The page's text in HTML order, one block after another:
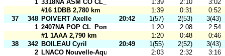
1 3318NA ASM CO CL_ASM CO2 1:39 2:10
3:02
#16 1DBB 2,780 km
1:39 0:31
0:52
37
348 POIVERT Axelle 20:42 1(57) 2(53)
3(43)
1 2407NA POP CL_Pom PoP 1:20 2:08
2:54
#1 1AAA 2,790 km
1:20 0:48
0:46
38
342 BOILEAU Cyril 20:49 1(55) 2(52)
3(43)
2 LNACO Nouvelle-Aquitaine CL_USCCO - CMO - Relais
2:03 2:32
3:16